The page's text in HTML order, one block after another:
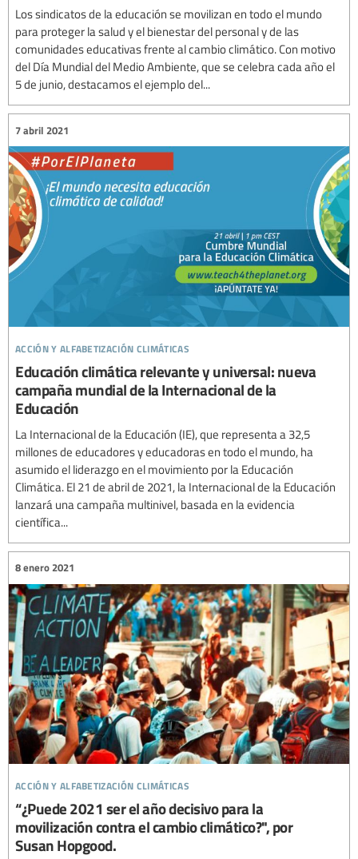
Los sindicatos de la educación se movilizan en todo el mundo
para proteger la salud y el bienestar del personal y de las
comunidades educativas frente al cambio climático. Con motivo
del Día Mundial del Medio Ambiente, que se celebra cada año el
5 de junio, destacamos el ejemplo del...
acción y alfabetización climáticas
7 abril 2021
Educación climática relevante y universal: nueva
campaña mundial de la Internacional de la
Educación
La Internacional de la Educación (IE), que representa a 32,5
millones de educadores y educadoras en todo el mundo, ha
asumido el liderazgo en el movimiento por la Educación
Climática. El 21 de abril de 2021, la Internacional de la Educación
lanzará una campaña multinivel, basada en la evidencia
científica...
acción y alfabetización climáticas
8 enero 2021
“¿Puede 2021 ser el año decisivo para la
movilización contra el cambio climático?", por
Susan Hopgood.